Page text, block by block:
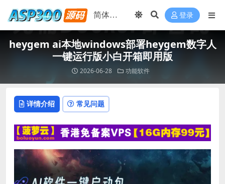
登录
heygem ai本地windows部署heygem数字人
一键运行版小白开箱即用版
2026-06-28 功能软件
详情介绍 常见问题